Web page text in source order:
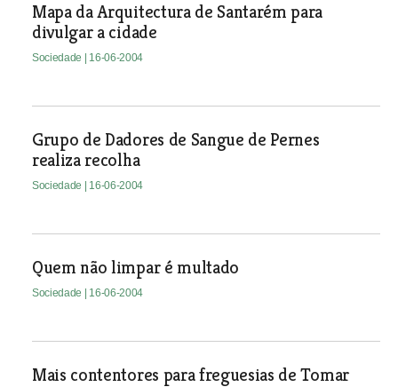
Mapa da Arquitectura de Santarém para
divulgar a cidade
Sociedade | 16-06-2004
Grupo de Dadores de Sangue de Pernes
realiza recolha
Sociedade | 16-06-2004
Quem não limpar é multado
Sociedade | 16-06-2004
Mais contentores para freguesias de Tomar